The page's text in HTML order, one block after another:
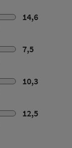
14,6
7,5
10,3
12,5